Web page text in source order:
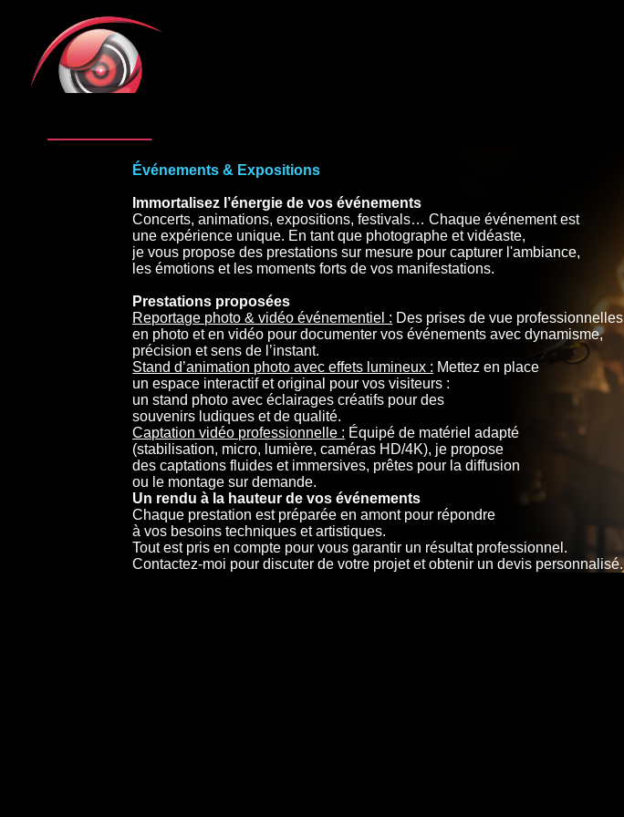
Événements & Expositions
Immortalisez l’énergie de vos événements
Concerts, animations, expositions, festivals… Chaque événement est
une expérience unique. En tant que photographe et vidéaste,
je vous propose des prestations sur mesure pour capturer l'ambiance,
les émotions et les moments forts de vos manifestations.
Prestations proposées
Reportage photo & vidéo événementiel : Des prises de vue professionnelles
en photo et en vidéo pour documenter vos événements avec dynamisme,
précision et sens de l’instant.
Stand d’animation photo avec effets lumineux : Mettez en place
un espace interactif et original pour vos visiteurs :
un stand photo avec éclairages créatifs pour des
souvenirs ludiques et de qualité.
Captation vidéo professionnelle : Équipé de matériel adapté
(stabilisation, micro, lumière, caméras HD/4K), je propose
des captations fluides et immersives, prêtes pour la diffusion
ou le montage sur demande.
Un rendu à la hauteur de vos événements
Chaque prestation est préparée en amont pour répondre
à vos besoins techniques et artistiques.
Tout est pris en compte pour vous garantir un résultat professionnel.
Contactez-moi pour discuter de votre projet et obtenir un devis personnalisé.